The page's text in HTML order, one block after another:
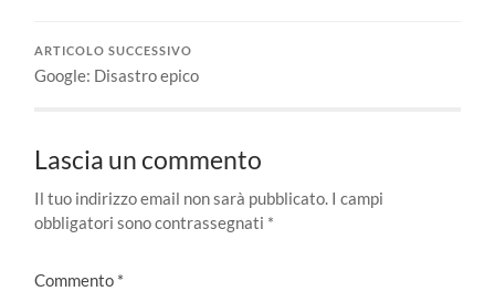
ARTICOLO SUCCESSIVO
Google: Disastro epico
Lascia un commento
Il tuo indirizzo email non sarà pubblicato. I campi
obbligatori sono contrassegnati *
Commento *